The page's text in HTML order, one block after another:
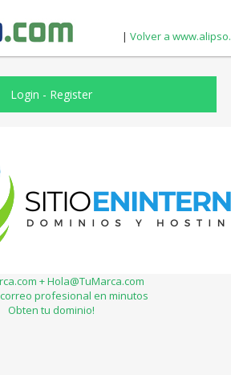
| Volver a
Login - Register
+ Hola@TuMarca.com
profesional en minutos
Obten tu dominio!